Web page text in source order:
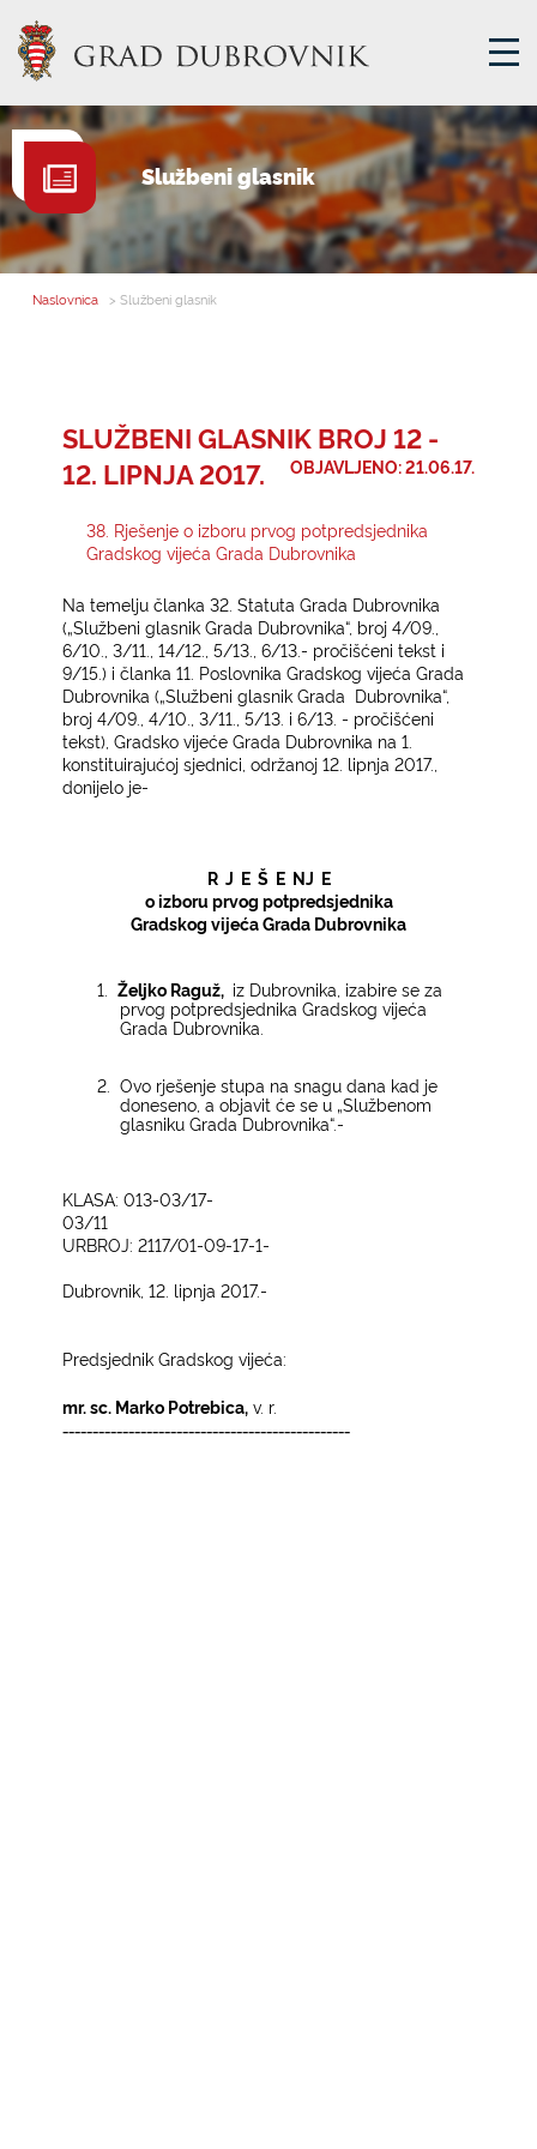
GRADSKA UPRAVA
GRADONAČELNIK
MJESNA SAMOUPRAVA
E-USLUGE
Službeni glasnik
Naslovnica > Službeni glasnik
SLUŽBENI GLASNIK BROJ 12 -
12. LIPNJA 2017.
OBJAVLJENO: 21.06.17.
38. Rješenje o izboru prvog potpredsjednika
Gradskog vijeća Grada Dubrovnika
Na temelju članka 32. Statuta Grada Dubrovnika
(„Službeni glasnik Grada Dubrovnika“, broj 4/09.,
6/10., 3/11., 14/12., 5/13., 6/13.- pročišćeni tekst i
9/15.) i članka 11. Poslovnika Gradskog vijeća Grada
Dubrovnika („Službeni glasnik Grada Dubrovnika“,
broj 4/09., 4/10., 3/11., 5/13. i 6/13. - pročišćeni
tekst), Gradsko vijeće Grada Dubrovnika na 1.
konstituirajućoj sjednici, održanoj 12. lipnja 2017.,
donijelo je­
R J E Š E NJ E­
o izboru prvog potpredsjednika
Gradskog vijeća­ Grada Dubrovnika­
1.
Željko Raguž, iz Dubrovnika, izabire se za
prvog potpredsjednika Gradskog vijeća
Grada Dubrovnika.­
2. Ovo rješenje stupa na snagu dana kad je
doneseno, a objavit će se u „Službenom
glasniku Grada Dubrovnika“.­
KLASA: 013-03/17-
03/11
URBROJ: 2117/01-09-17-1­
Dubrovnik, 12. lipnja 2017.­
Predsjednik Gradskog vijeća:
mr. sc. Marko Potrebica, v. r.
------------------------------------------------